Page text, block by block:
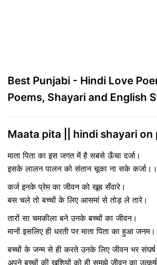
Best Punjabi - Hindi Love
Poems, Shayari and English
Maata pita || hindi shayari on
माता पिता का इस जगत में है सबसे ऊँचा दर्जा।
इसके लालन पालन को संतान चूका ना सके कर्जा।।
कर्ज इनके प्रेम का जीवन को खूब सँवारे।
बस चले तो बच्चों के लिए आसमां से तोड़ ले तारे।
तारों सा चमकीला बने उनके बच्चों का जीवन।
मानों इसलिए ही धरती पर माता पिता का हुआ
बच्चों के जन्म से ही करते उनके लिए जीवन भर
अपने बच्चों की खुशियों को ही समझे जीवन का